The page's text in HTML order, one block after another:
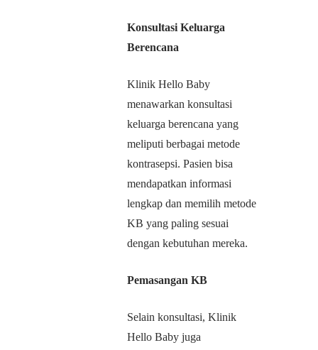
Konsultasi Keluarga
Berencana
Klinik Hello Baby
menawarkan konsultasi
keluarga berencana yang
meliputi berbagai metode
kontrasepsi. Pasien bisa
mendapatkan informasi
lengkap dan memilih metode
KB yang paling sesuai
dengan kebutuhan mereka.
Pemasangan KB
Selain konsultasi, Klinik
Hello Baby juga